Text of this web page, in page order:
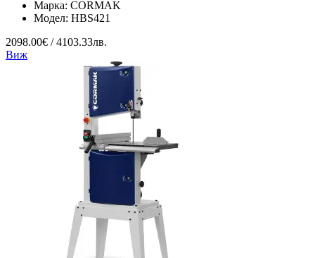
Марка: CORMAK
Модел: HBS421
2098.00€ / 4103.33лв.
Виж